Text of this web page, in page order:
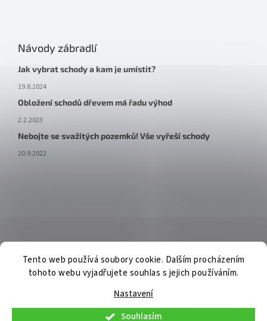
Tento web používá soubory cookie. Dalším procházením
tohoto webu vyjadřujete souhlas s jejich používáním.
Nastavení
Souhlasím
Návody zábradlí
Jak vybrat schody a kam je umístit?
19.8.2024
Obložení schodů dřevem má řadu výhod
2.2.2023
Nebojte se svažitých pozemků! Vše vyřeší schody
20.9.2022